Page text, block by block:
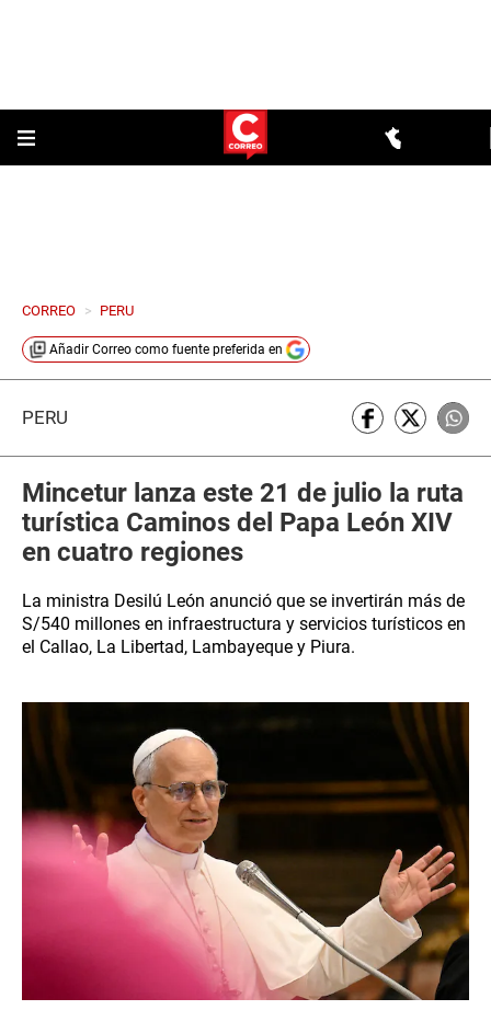
CORREO > PERU
Añadir Correo como fuente preferida en
PERÚ
Mincetur lanza este 21 de julio la ruta
turística Caminos del Papa León XIV
en cuatro regiones
La ministra Desilú León anunció que se invertirán más de
S/540 millones en infraestructura y servicios turísticos en
el Callao, La Libertad, Lambayeque y Piura.